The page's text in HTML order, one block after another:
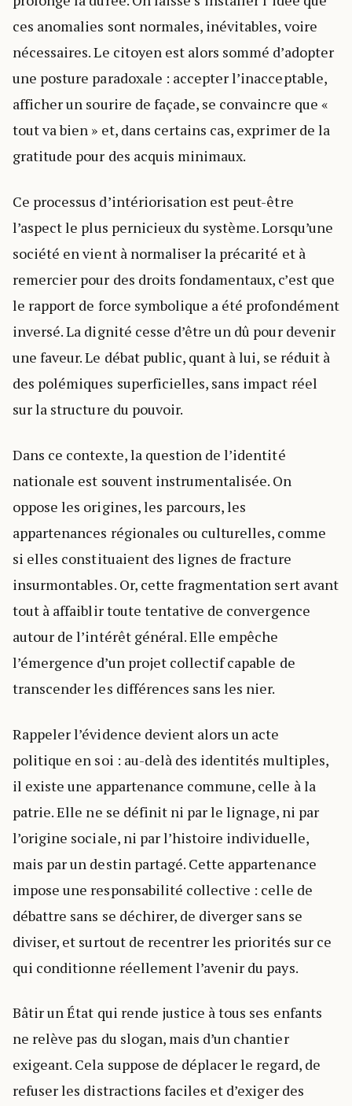
ces anomalies sont normales, inévitables, voire
nécessaires. Le citoyen est alors sommé d’adopter
une posture paradoxale : accepter l’inacceptable,
afficher un sourire de façade, se convaincre que «
tout va bien » et, dans certains cas, exprimer de la
gratitude pour des acquis minimaux.
Ce processus d’intériorisation est peut-être
l’aspect le plus pernicieux du système. Lorsqu’une
société en vient à normaliser la précarité et à
remercier pour des droits fondamentaux, c’est que
le rapport de force symbolique a été profondément
inversé. La dignité cesse d’être un dû pour devenir
une faveur. Le débat public, quant à lui, se réduit à
des polémiques superficielles, sans impact réel
sur la structure du pouvoir.
Dans ce contexte, la question de l’identité
nationale est souvent instrumentalisée. On
oppose les origines, les parcours, les
appartenances régionales ou culturelles, comme
si elles constituaient des lignes de fracture
insurmontables. Or, cette fragmentation sert avant
tout à affaiblir toute tentative de convergence
autour de l’intérêt général. Elle empêche
l’émergence d’un projet collectif capable de
transcender les différences sans les nier.
Rappeler l’évidence devient alors un acte
politique en soi : au-delà des identités multiples,
il existe une appartenance commune, celle à la
patrie. Elle ne se définit ni par le lignage, ni par
l’origine sociale, ni par l’histoire individuelle,
mais par un destin partagé. Cette appartenance
impose une responsabilité collective : celle de
débattre sans se déchirer, de diverger sans se
diviser, et surtout de recentrer les priorités sur ce
qui conditionne réellement l’avenir du pays.
Bâtir un État qui rende justice à tous ses enfants
ne relève pas du slogan, mais d’un chantier
exigeant. Cela suppose de déplacer le regard, de
refuser les distractions faciles et d’exiger des